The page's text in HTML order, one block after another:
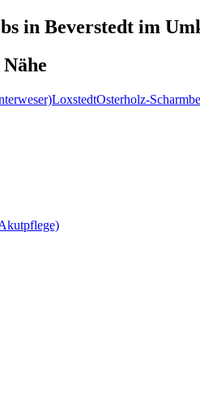
in Beverstedt im
LoxstedtOsterholz-